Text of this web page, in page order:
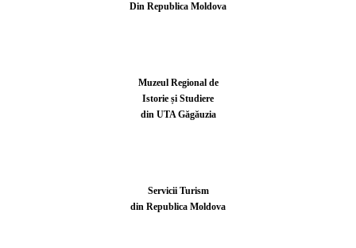
Din Republica Moldova
Muzeul Regional de
Istorie și Studiere
din UTA Găgăuzia
Servicii Turism
din Republica Moldova